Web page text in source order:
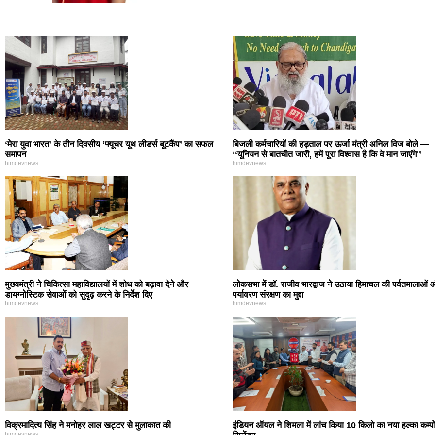
‘मेरा युवा भारत’ के तीन दिवसीय ‘फ्यूचर यूथ लीडर्स बूटकैंप’ का सफल
समापन
himdevnews
बिजली कर्मचारियों की हड़ताल पर ऊर्जा मंत्री अनिल विज बोले —
‘‘यूनियन से बातचीत जारी, हमें पूरा विश्वास है कि वे मान जाएंगे’’
himdevnews
मुख्यमंत्री ने चिकित्सा महाविद्यालयों में शोध को बढ़ावा देने और
डायग्नोस्टिक सेवाओं को सुदृढ़ करने के निर्देश दिए
himdevnews
लोकसभा में डॉ. राजीव भारद्वाज ने उठाया हिमाचल की पर्वतमालाओं
पर्यावरण संरक्षण का मुद्दा
himdevnews
विक्रमादित्य सिंह ने मनोहर लाल खट्टर से मुलाकात की
इंडियन ऑयल ने शिमला में लांच किया 10 किलो का नया हल्का